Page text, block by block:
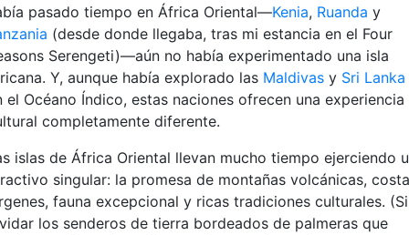
pasado tiempo en África Oriental—Kenia, Ruanda y
(desde donde llegaba, tras mi estancia en el Four
Serengeti)—aún no había experimentado una isla
Y, aunque había explorado las Maldivas y Sri Lanka
el Océano Índico, estas naciones ofrecen una experiencia
completamente diferente.
islas de África Oriental llevan mucho tiempo ejerciendo
singular: la promesa de montañas volcánicas,
fauna excepcional y ricas tradiciones culturales.
los senderos de tierra bordeados de palmeras que